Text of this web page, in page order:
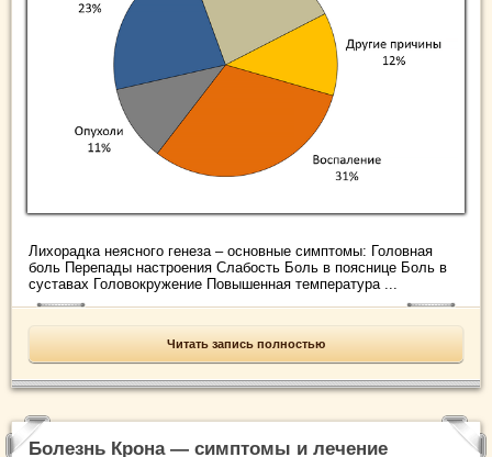
Лихорадка неясного генеза – основные симптомы: Головная
боль Перепады настроения Слабость Боль в пояснице Боль в
суставах Головокружение Повышенная температура ...
Читать запись полностью
Болезнь Крона — симптомы и лечение